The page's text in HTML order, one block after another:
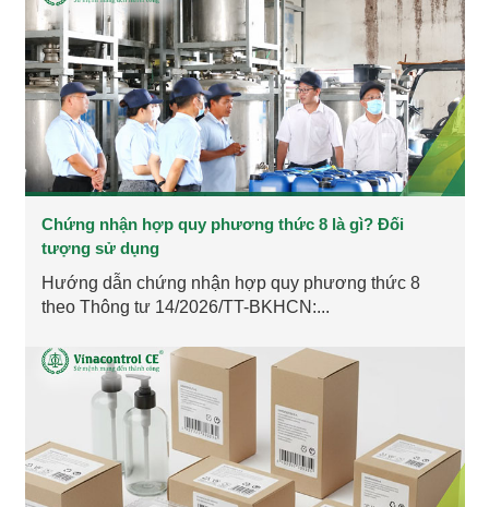
Chứng nhận hợp quy phương thức 8 là gì? Đối
tượng sử dụng
Hướng dẫn chứng nhận hợp quy phương thức 8
theo Thông tư 14/2026/TT-BKHCN:...